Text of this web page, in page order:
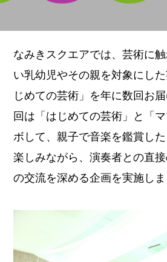
なみきスクエアでは、芸術に
い乳幼児やその親を対象にし
じめての芸術」を年に数回お
回は「はじめての芸術」と「
ボして、親子で音楽を鑑賞し
楽しみながら、演奏者との直
の交流を深める企画を実施しま